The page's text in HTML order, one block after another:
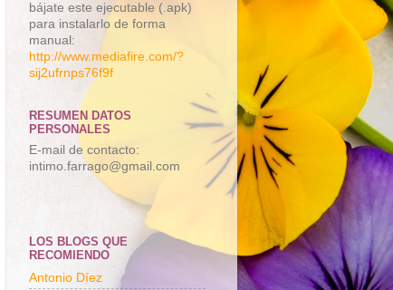
bájate este ejecutable (.apk)
para instalarlo de forma
manual:
http://www.mediafire.com/?
sij2ufrnps76f9f
RESUMEN DATOS
PERSONALES
E-mail de contacto:
intimo.farrago@gmail.com
LOS BLOGS QUE
RECOMIENDO
Antonio Díez